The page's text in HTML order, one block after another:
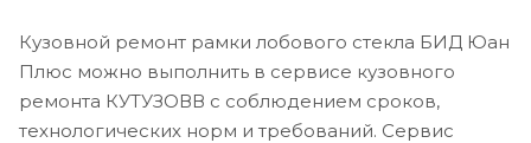
Кузовной ремонт рамки лобового стекла БИД Юан
Плюс можно выполнить в сервисе кузовного
ремонта КУТУЗОВВ с соблюдением сроков,
технологических норм и требований. Сервис